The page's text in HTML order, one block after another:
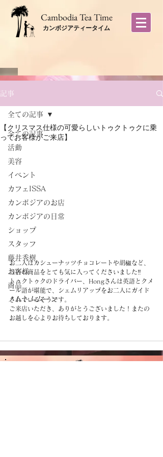
​Cambodia Tea Time
カンボジアティータイム
記事
全ての記事
活動
美容
イベント
カフェISSA
カンボジアのお店
カンボジアの日常
ショップ
スタッフ
藤井秀樹
お客様
商品
ノムトムムーン
全ての記事
【クリスマス仕様の可愛らしいトゥクトゥクに乗
ってお客様がご来店】
お二人はカシューナッツチョコレートや胡椒など、
当店の商品をとても気に入ってくださいました‼︎
トゥクトゥクのドライバー、Hongさんは英語とクメ
ール語が堪能で、シェムリアップをお二人にガイド
されているそうです。
ご来店いただき、ありがとうございました！またの
お越しを心よりお待ちしております。